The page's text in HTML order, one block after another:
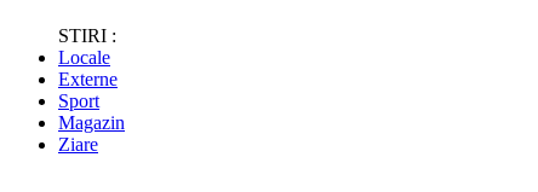
STIRI :
Locale
Externe
Sport
Magazin
Ziare